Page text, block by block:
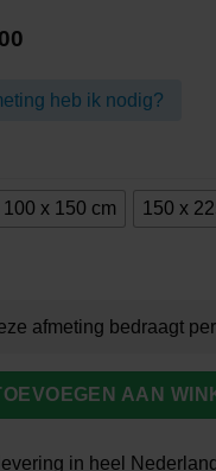
€99.00
heb ik nodig?
100 x 150 cm 150 x
AAN
levering in heel Nederland